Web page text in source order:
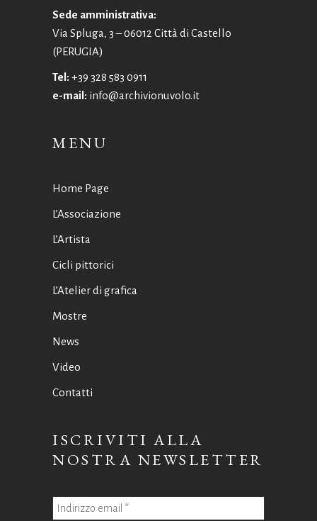
Sede amministrativa:
Via Spluga, 3 – 06012 Città di Castello
(PERUGIA)
Tel: +39 328 583 0911
e-mail: info@archivionuvolo.it
MENU
Home Page
L’Associazione
L’Artista
Cicli pittorici
L’Atelier di grafica
Mostre
News
Video
Contatti
ISCRIVITI ALLA
NOSTRA NEWSLETTER